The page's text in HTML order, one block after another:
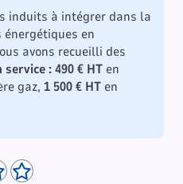
induits à intégrer dans la
en
avons recueilli des
service : 490 € HT en
gaz, 1 500 € HT en